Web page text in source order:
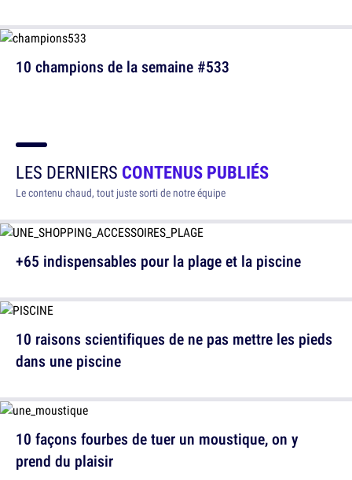
10 champions de la semaine #533
LES DERNIERS CONTENUS PUBLIÉS
Le contenu chaud, tout juste sorti de notre équipe
+65 indispensables pour la plage et la piscine
10 façons fourbes de tuer un moustique, on y
prend du plaisir
10 raisons scientifiques de ne pas mettre les pieds
dans une piscine